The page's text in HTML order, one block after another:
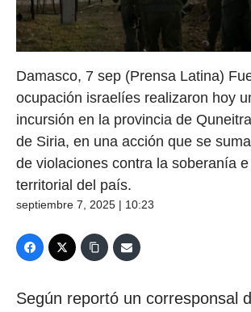
Damasco, 7 sep (Prensa Latina)
ocupación israelíes realizaron hoy
incursión en la provincia de
de Siria, en una acción que se
de violaciones contra la soberanía
territorial del país.
septiembre 7, 2025 | 10:23
Según reportó un corresponsal